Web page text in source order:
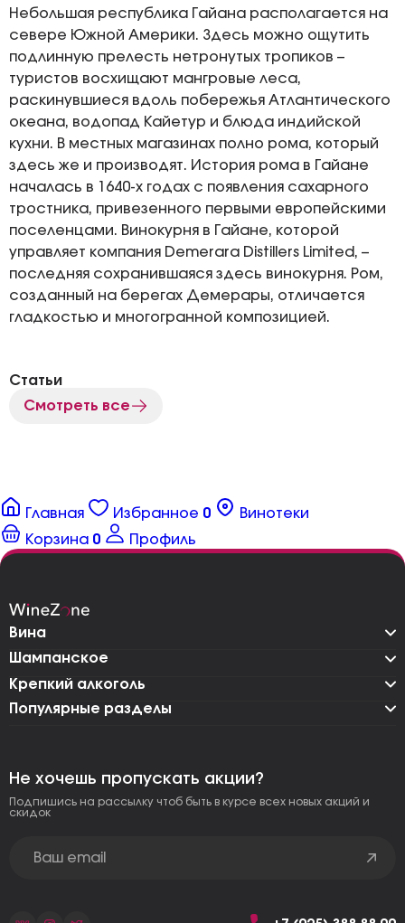
Небольшая республика Гайана располагается на
севере Южной Америки. Здесь можно ощутить
подлинную прелесть нетронутых тропиков –
туристов восхищают мангровые леса,
раскинувшиеся вдоль побережья Атлантического
океана, водопад Кайетур и блюда индийской
кухни. В местных магазинах полно рома, который
здесь же и производят. История рома в Гайане
началась в 1640-х годах с появления сахарного
тростника, привезенного первыми европейскими
поселенцами. Винокурня в Гайане, которой
управляет компания Demerara Distillers Limited, –
последняя сохранившаяся здесь винокурня. Ром,
созданный на берегах Демерары, отличается
гладкостью и многогранной композицией.
Статьи
Смотреть все
Главная Избранное 0
Винотеки
Корзина 0 Профиль
Вина
Шампанское
Крепкий алкоголь
Популярные разделы
Не хочешь пропускать акции?
Подпишись на рассылку чтоб быть в курсе всех новых акций и
скидок